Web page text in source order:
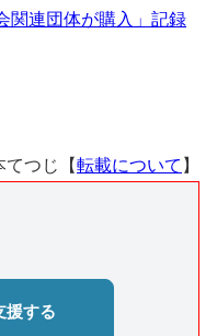
関連団体が購入」記録
てつじ【転載について 】